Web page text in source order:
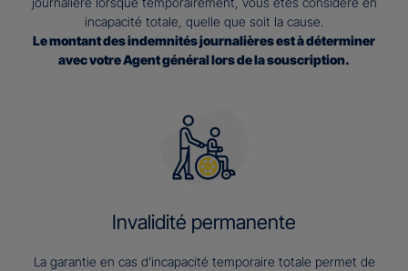
incapacité totale, quelle que soit la cause.
Le montant des indemnités journalières est à déterminer
avec votre Agent général lors de la souscription.
Invalidité permanente
La garantie en cas d’incapacité temporaire totale permet de